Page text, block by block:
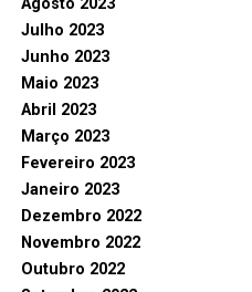
Agosto 2023
Julho 2023
Junho 2023
Maio 2023
Abril 2023
Março 2023
Fevereiro 2023
Janeiro 2023
Dezembro 2022
Novembro 2022
Outubro 2022